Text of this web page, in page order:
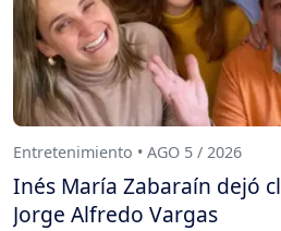
Entretenimiento • AGO 5 / 2026
Inés María Zabaraín dejó
Jorge Alfredo Vargas